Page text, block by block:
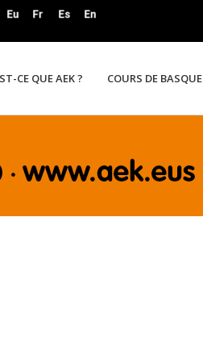
CE QUE AEK ? COURS DE BASQUE